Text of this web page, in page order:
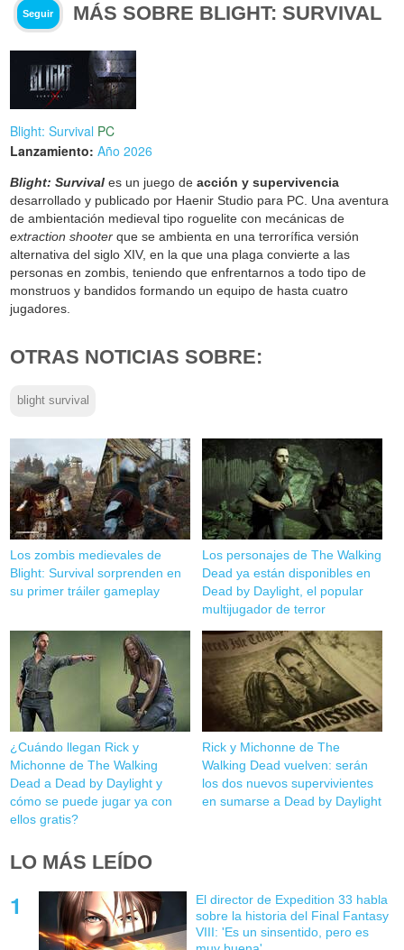
Seguir MÁS SOBRE BLIGHT: SURVIVAL
Blight: Survival PC
Lanzamiento: Año 2026
Blight: Survival es un juego deacción y supervivencia
desarrollado y publicado por Haenir Studio para PC. Una aventura
de ambientación medieval tipo roguelite con mecánicas de
extraction shooter que se ambienta en una terrorífica versión
alternativa del siglo XIV, en la que una plaga convierte a las
personas en zombis, teniendo que enfrentarnos a todo tipo de
monstruos y bandidos formando un equipo de hasta cuatro
jugadores.
OTRAS NOTICIAS SOBRE:
blight survival
Los zombis medievales de
Blight: Survival sorprenden en
su primer tráiler gameplay
Los personajes de The Walking
Dead ya están disponibles en
Dead by Daylight, el popular
multijugador de terror
¿Cuándo llegan Rick y
Michonne de The Walking
Dead a Dead by Daylight y
cómo se puede jugar ya con
ellos gratis?
Rick y Michonne de The
Walking Dead vuelven: serán
los dos nuevos supervivientes
en sumarse a Dead by Daylight
LO MÁS LEÍDO
El director de Expedition 33 habla
sobre la historia del Final Fantasy
VIII: 'Es un sinsentido, pero es